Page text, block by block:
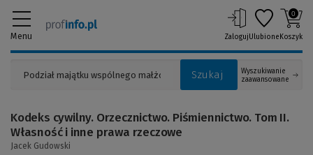
Menu
Szukaj
Wyszukiwanie
zaawansowane
ZalogujUlubione
0
Koszyk
Kodeks cywilny. Orzecznictwo. Piśmiennictwo. Tom II.
Własność i inne prawa rzeczowe
Jacek Gudowski